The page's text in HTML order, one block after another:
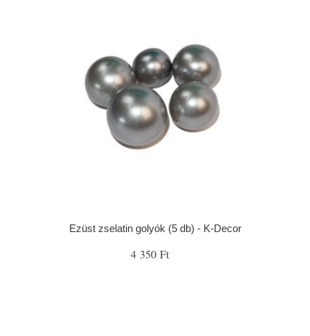
Ezüst zselatin golyók (5 db) - K-Decor
4 350 Ft